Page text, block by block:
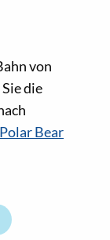
von
die
Polar Bear